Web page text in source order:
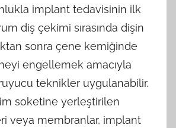
implant tedavisinin ilk
diş çekimi sırasında dişin
sonra çene kemiğinde
engellemek amacıyla
teknikler uygulanabilir.
soketine yerleştirilen
veya membranlar, implant